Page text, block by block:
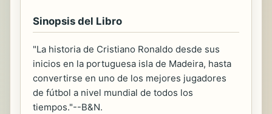
Sinopsis del Libro
"La historia de Cristiano Ronaldo desde sus
inicios en la portuguesa isla de Madeira, hasta
convertirse en uno de los mejores jugadores
de fútbol a nivel mundial de todos los
tiempos."--B&N.